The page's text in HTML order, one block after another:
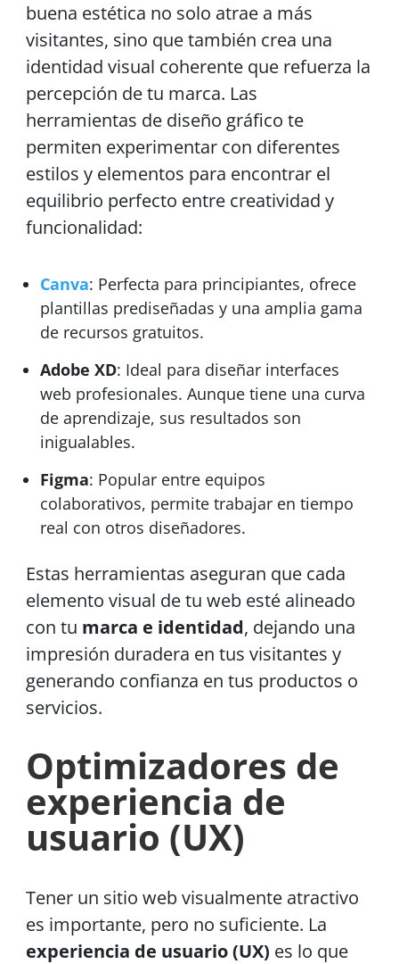
buena estética no solo atrae a más
visitantes, sino que también crea una
identidad visual coherente que refuerza la
percepción de tu marca. Las
herramientas de diseño gráfico te
permiten experimentar con diferentes
estilos y elementos para encontrar el
equilibrio perfecto entre creatividad y
funcionalidad:
Canva: Perfecta para principiantes, ofrece
plantillas prediseñadas y una amplia gama
de recursos gratuitos.
Adobe XD: Ideal para diseñar interfaces
web profesionales. Aunque tiene una curva
de aprendizaje, sus resultados son
inigualables.
Figma: Popular entre equipos
colaborativos, permite trabajar en tiempo
real con otros diseñadores.
Estas herramientas aseguran que cada
elemento visual de tu web esté alineado
con tu marca e identidad, dejando una
impresión duradera en tus visitantes y
generando confianza en tus productos o
servicios.
Optimizadores de
experiencia de
usuario (UX)
Tener un sitio web visualmente atractivo
es importante, pero no suficiente. La
experiencia de usuario (UX) es lo que